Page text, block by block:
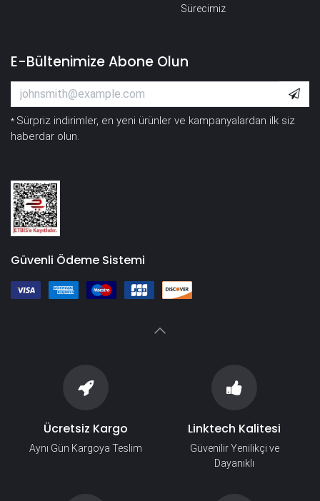
Sürecimiz
E-Bültenimize Abone Olun
* Sürpriz indirimler, en yeni ürünler ve kampanyalardan ilk siz
haberdar olun.
Güvenli Ödeme Sistemi
Ücretsiz Kargo
Aynı Gün Kargoya Teslim
Linktech Kalitesi
Güvenilir Yenilikçi ve
Dayanıklı